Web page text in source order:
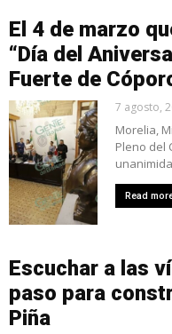
El 4 de marzo
“Día del
Fuerte de
7 agosto,
Morelia,
Pleno del
Read
Escuchar a las
paso para
Piña